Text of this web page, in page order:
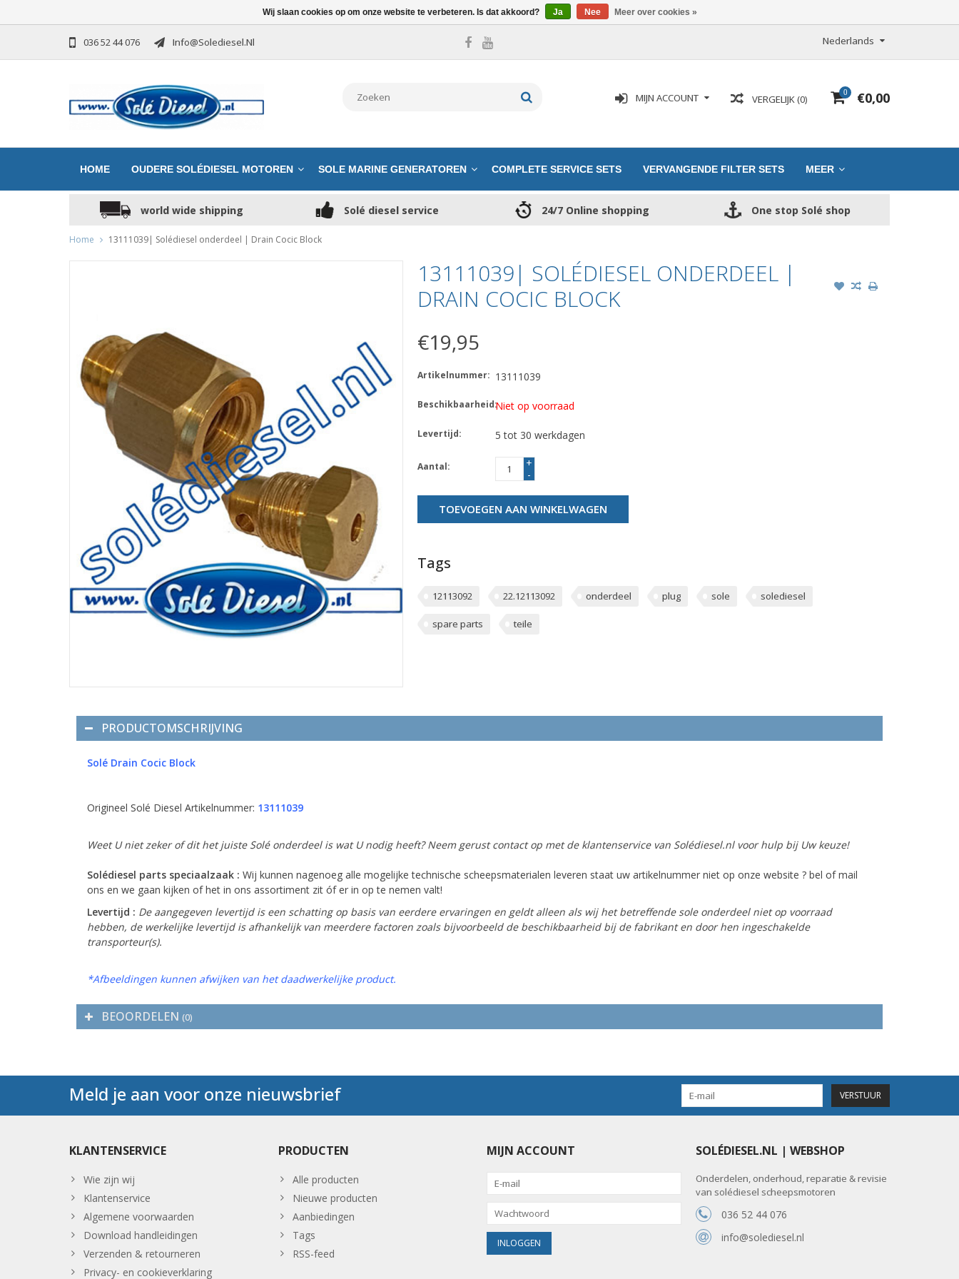
036 52 44 076 Info@solediesel.nl Nederlands
0 €0,00
VERGELIJK (0)
MIJN ACCOUNT
HOME OUDERE SOLÉDIESEL MOTOREN SOLE MARINE GENERATOREN COMPLETE SERVICE SETS VERVANGENDE FILTER SETS MEER
world wide shipping Solé diesel service 24/7 Online shopping One stop Solé shop
Home 13111039| Solédiesel onderdeel | Drain Cocic Block
13111039| SOLÉDIESEL ONDERDEEL |
DRAIN COCIC BLOCK
€19,95
Artikelnummer: 13111039
Beschikbaarheid:Niet op voorraad
Levertijd: 5 tot 30 werkdagen
Aantal:
+
-
TOEVOEGEN AAN WINKELWAGEN
Tags
12113092 22.12113092 onderdeel plug sole solediesel
spare parts teile
PRODUCTOMSCHRIJVING
Solé Drain Cocic Block
Origineel Solé Diesel Artikelnummer: 13111039
Weet U niet zeker of dit het juiste Solé onderdeel is wat U nodig heeft? Neem gerust contact op met de klantenservice van Solédiesel.nl voor hulp bij Uw keuze!
Solédiesel parts speciaalzaak : Wij kunnen nagenoeg alle mogelijke technische scheepsmaterialen leveren staat uw artikelnummer niet op onze website ? bel of mail
ons en we gaan kijken of het in ons assortiment zit óf er in op te nemen valt!
Levertijd : De aangegeven levertijd is een schatting op basis van eerdere ervaringen en geldt alleen als wij het betreffende sole onderdeel niet op voorraad
hebben, de werkelijke levertijd is afhankelijk van meerdere factoren zoals bijvoorbeeld de beschikbaarheid bij de fabrikant en door hen ingeschakelde
transporteur(s).
*Afbeeldingen kunnen afwijken van het daadwerkelijke product.
BEOORDELEN (0)
Meld je aan voor onze nieuwsbrief VERSTUUR
KLANTENSERVICE
Wie zijn wij
Klantenservice
Algemene voorwaarden
Download handleidingen
Verzenden & retourneren
Privacy- en cookieverklaring
PRODUCTEN
Alle producten
Nieuwe producten
Aanbiedingen
Tags
RSS-feed
MIJN ACCOUNT SOLÉDIESEL.NL | WEBSHOP
Onderdelen, onderhoud, reparatie & revisie
van solédiesel scheepsmotoren
036 52 44 076
info@solediesel.nl
Wij slaan cookies op om onze website te verbeteren. Is dat akkoord? Ja Nee Meer over cookies »